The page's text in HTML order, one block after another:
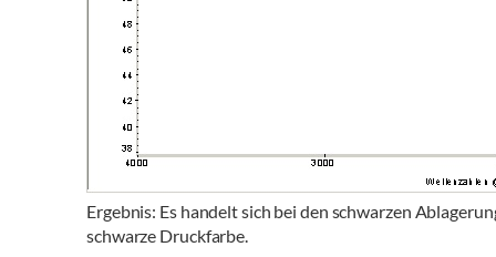
Ergebnis: Es handelt sich bei den schwarzen
schwarze Druckfarbe.